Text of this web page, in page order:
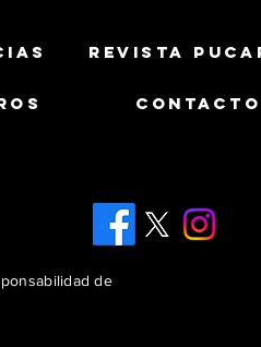
REVISTA
CONTACTO
de